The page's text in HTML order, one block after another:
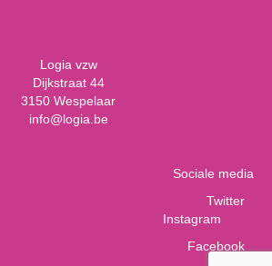
Logia vzw
Dijkstraat 44
3150 Wespelaar
info@logia.be
Sociale media
Twitter
Instagram
Facebook